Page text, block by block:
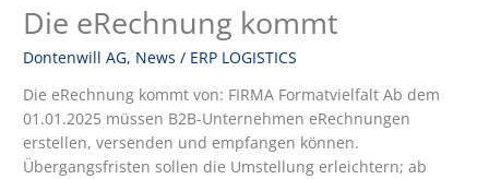
Die eRechnung kommt
Dontenwill AG, News / ERP LOGISTICS
Die eRechnung kommt von: FIRMA Formatvielfalt Ab dem
01.01.2025 müssen B2B-Unternehmen eRechnungen
erstellen, versenden und empfangen können.
Übergangsfristen sollen die Umstellung erleichtern; ab
Die
eRechnung
kommt